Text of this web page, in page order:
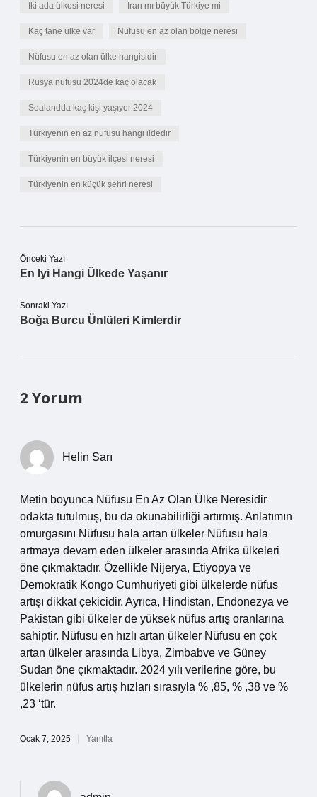
İki ada ülkesi neresi İran mı büyük Türkiye mi
Kaç tane ülke var Nüfusu en az olan bölge neresi
Nüfusu en az olan ülke hangisidir
Rusya nüfusu 2024de kaç olacak
Sealandda kaç kişi yaşıyor 2024
Türkiyenin en az nüfusu hangi ildedir
Türkiyenin en büyük ilçesi neresi
Türkiyenin en küçük şehri neresi
Önceki Yazı
En Iyi Hangi Ülkede Yaşanır
Sonraki Yazı
Boğa Burcu Ünlüleri Kimlerdir
2 Yorum
Helin Sarı
Metin boyunca Nüfusu En Az Olan Ülke Neresidir
odakta tutulmuş, bu da okunabilirliği artırmış. Anlatımın
omurgasını Nüfusu hala artan ülkeler Nüfusu hala
artmaya devam eden ülkeler arasında Afrika ülkeleri
öne çıkmaktadır. Özellikle Nijerya, Etiyopya ve
Demokratik Kongo Cumhuriyeti gibi ülkelerde nüfus
artışı dikkat çekicidir. Ayrıca, Hindistan, Endonezya ve
Pakistan gibi ülkeler de yüksek nüfus artış oranlarına
sahiptir. Nüfusu en hızlı artan ülkeler Nüfusu en çok
artan ülkeler arasında Libya, Zimbabve ve Güney
Sudan öne çıkmaktadır. 2024 yılı verilerine göre, bu
ülkelerin nüfus artış hızları sırasıyla % ,85, % ,38 ve %
,23 ‘tür.
Ocak 7, 2025 Yanıtla